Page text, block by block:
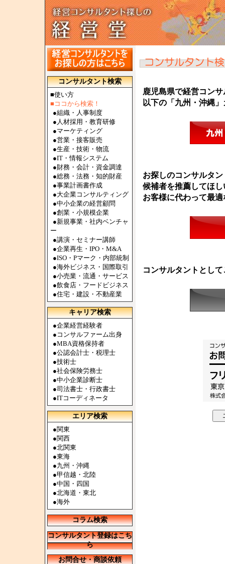
コンサルタント検索
■使い方
■ココから検索！
●組織・人事制度
● 人材採用・教育研修
●マーケティング
●営業・接客販売
●生産・技術・物流
●IT・情報システム
●財務・会計・資金調達
●総務・法務・知的財産
●事業計画書作成
●大企業コンサルティング
●中小企業の経営顧問
●創業・小規模企業
●新規事業・社内ベンチャ
ー
●講演・セミナー講師
●企業再生・IPO・M&A
●ISO・Pマーク・内部統制
●海外ビジネス・国際取引
●小売業・流通・サービス
●飲食店・フードビジネス
●住宅・建設・不動産業
キャリア検索
●企業経営経験者
● コンサルファーム出身
●MBA資格保持者
●公認会計士・税理士
●技術士
●社会保険労務士
●中小企業診断士
●司法書士・行政書士
●ITコーディネータ
エリア検索
●関東
●関西
●北関東
●東海
●九州・沖縄
●甲信越・北陸
●中国・四国
●北海道・東北
●海外
コラム検索
コンサルタント登録はこち
ら
お問合せ・商談依頼
鹿児島県で経営コン
以下の「九州・沖縄
お探しのコンサルタ
候補者を推薦してほ
お客様に代わって最
コンサルタントとし